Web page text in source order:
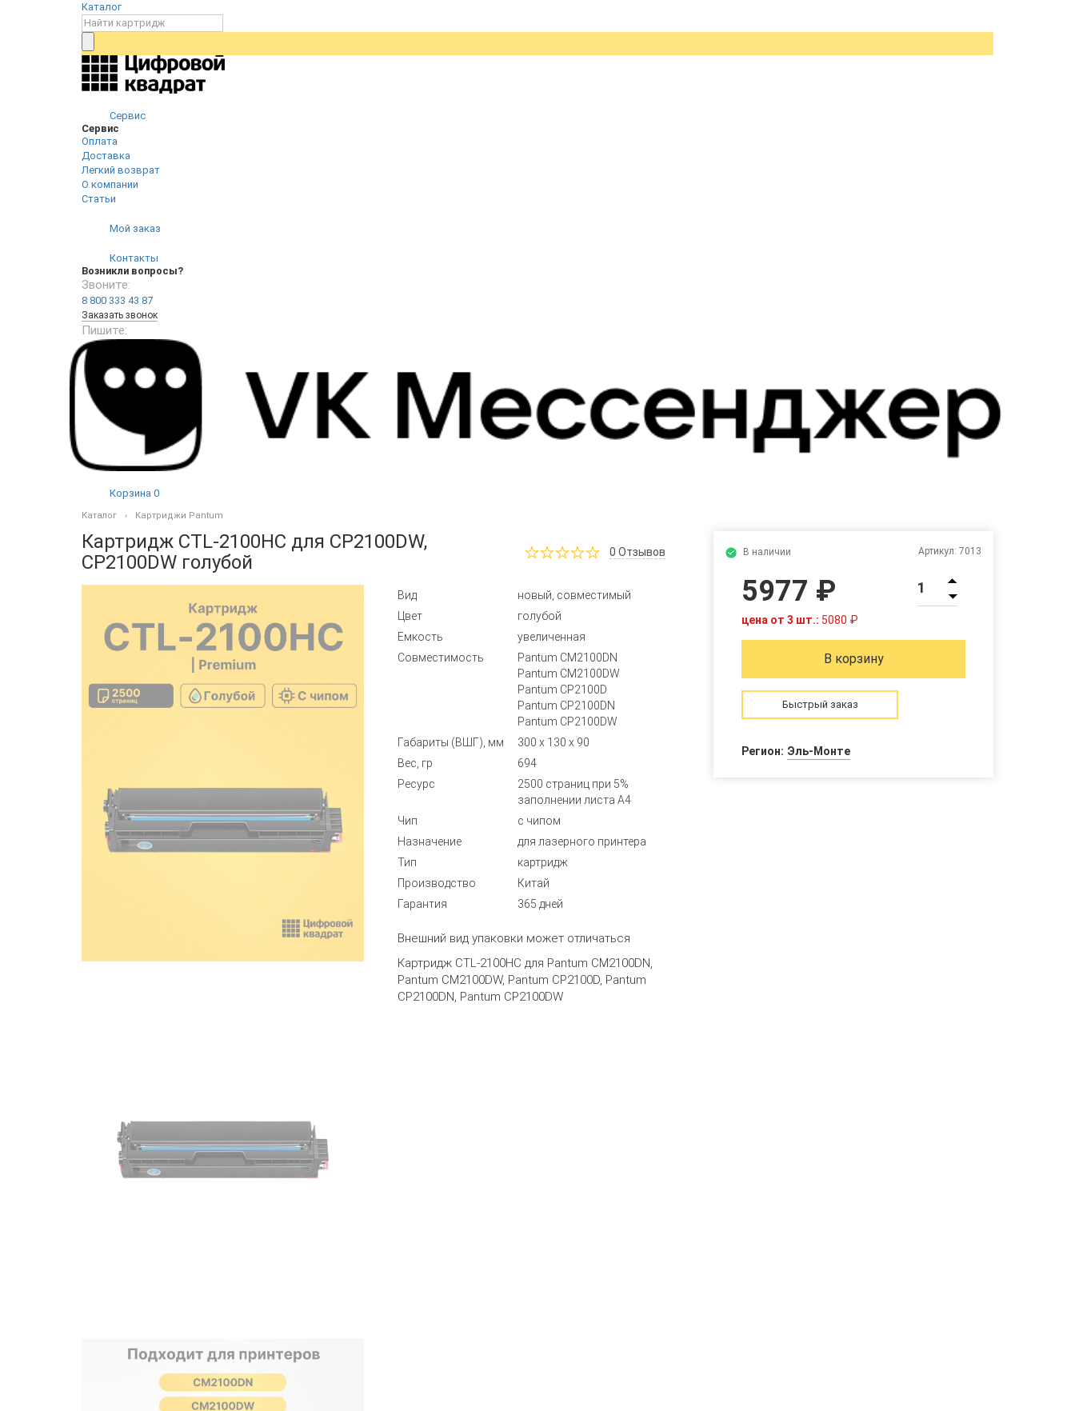
Каталог
Сервис
Сервис
Оплата
Доставка
Легкий возврат
О компании
Статьи
Мой заказ
Контакты
Возникли вопросы?
Звоните:
8 800 333 43 87
Заказать звонок
Пишите:
Корзина 0
Каталог Картриджи Pantum
Картридж CTL-2100HC для CP2100DW,
CP2100DW голубой
0 Отзывов
Вид
новый, совместимый
Цвет
голубой
Емкость
увеличенная
Совместимость
Pantum CM2100DN
Pantum CM2100DW
Pantum CP2100D
Pantum CP2100DN
Pantum CP2100DW
Габариты (ВШГ), мм
300 x 130 x 90
Вес, гр
694
Ресурс
2500 страниц при 5%
заполнении листа А4
Чип
с чипом
Назначение
для лазерного принтера
Тип
картридж
Производство
Китай
Гарантия
365 дней
Внешний вид упаковки может отличаться
Картридж CTL-2100HC для Pantum CM2100DN,
Pantum CM2100DW, Pantum CP2100D, Pantum
CP2100DN, Pantum CP2100DW
В наличии Артикул: 7013
5977 ₽
цена от 3 шт.: 5080 ₽
1
В корзину
Быстрый заказ
Регион: Эль-Монте